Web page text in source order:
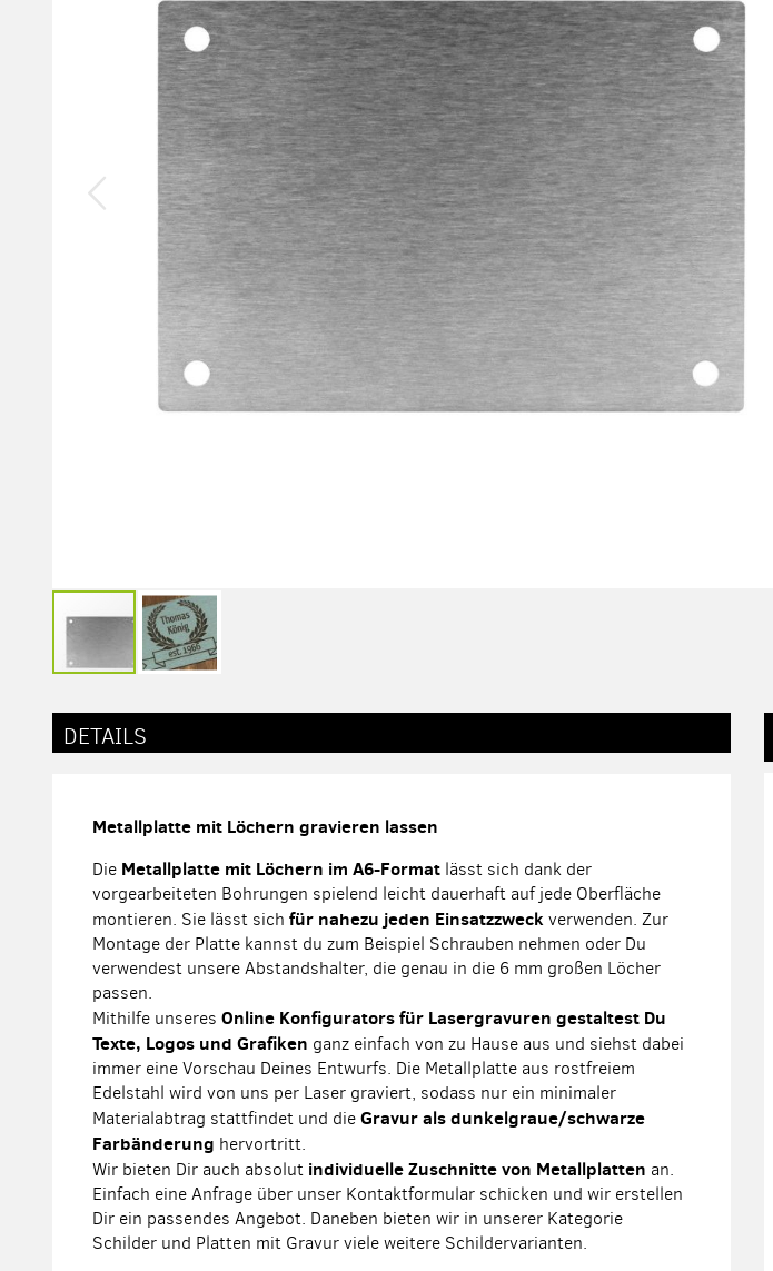
Anfang
der
Bildergalerie
DETAILS
Metallplatte mit Löchern gravieren lassen
Die Metallplatte mit Löchern im A6-Format lässt sich dank der
vorgearbeiteten Bohrungen spielend leicht dauerhaft auf jede Oberfläche
montieren. Sie lässt sich für nahezu jeden Einsatzzweckverwenden. Zur
Montage der Platte kannst du zum Beispiel Schrauben nehmen oder Du
verwendest unsere Abstandshalter, die genau in die 6 mm großen Löcher
passen.
Mithilfe unseres Online Konfigurators für Lasergravuren gestaltest Du
Texte, Logos und Grafiken ganz einfach von zu Hause aus und siehst dabei
immer eine Vorschau Deines Entwurfs. Die Metallplatte aus rostfreiem
Edelstahl wird von uns per Laser graviert, sodass nur ein minimaler
Materialabtrag stattfindet und dieGravur als dunkelgraue/schwarze
Farbänderung hervortritt.
Wir bieten Dir auch absolut individuelle Zuschnitte von Metallplatten an.
Einfach eine Anfrage über unser Kontaktformular schicken und wir erstellen
Dir ein passendes Angebot. Daneben bieten wir in unserer Kategorie
Schilder und Platten mit Gravur viele weitere Schildervarianten.